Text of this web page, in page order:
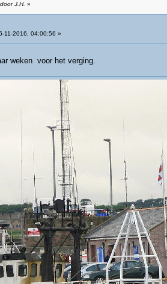
J.H. »
11-2016, 04:00:56 »
weken voor het verging.